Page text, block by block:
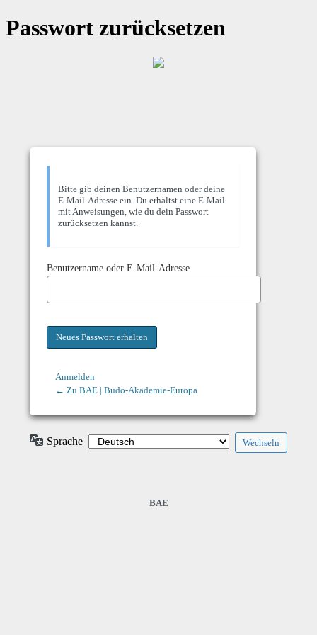
Passwort zurücksetzen
Bitte gib deinen Benutzernamen oder deine
E-Mail-Adresse ein. Du erhältst eine E-Mail
mit Anweisungen, wie du dein Passwort
zurücksetzen kannst.
Benutzername oder E-Mail-Adresse
Anmelden
← Zu BAE | Budo-Akademie-Europa
Sprache
BAE